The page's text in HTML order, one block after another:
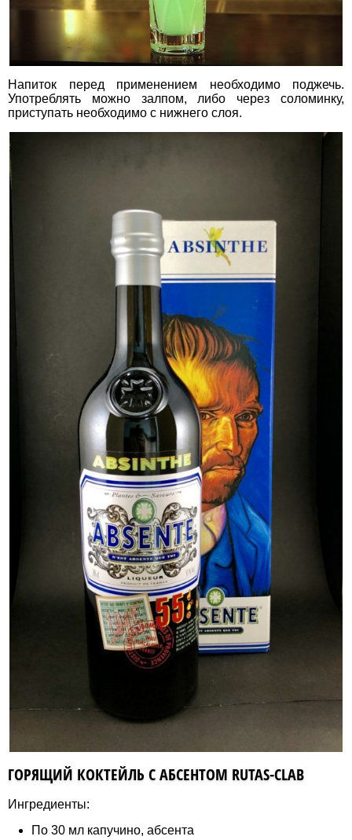
Напиток перед применением необходимо поджечь.
Употреблять можно залпом, либо через соломинку,
приступать необходимо с нижнего слоя.
ГОРЯЩИЙ КОКТЕЙЛЬ С АБСЕНТОМ RUTAS-CLAB
Ингредиенты:
По 30 мл капучино, абсента